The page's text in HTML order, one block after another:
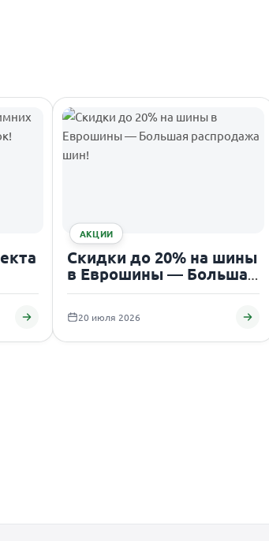
АКЦИИ
Скидки до 20% на шины
в Еврошины — Большая
распродажа шин!
20 июля 2026